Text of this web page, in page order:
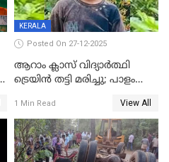
KERALA
Posted On 27-12-2025
ആറാം ക്ലാസ് വിദ്യാർത്ഥി
ട്രെയിൻ തട്ടി മരിച്ചു; പാളം
അപകടം മലപ്പുറത്ത്
1 Min Read View All